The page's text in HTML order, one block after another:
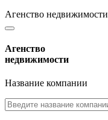
Агенство недвижимости
Агенство
недвижимости
Название компании